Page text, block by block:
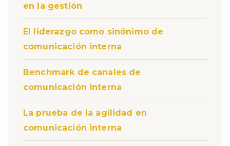
en la gestión
El liderazgo como sinónimo de
comunicación interna
Benchmark de canales de
comunicación interna
La prueba de la agilidad en
comunicación interna